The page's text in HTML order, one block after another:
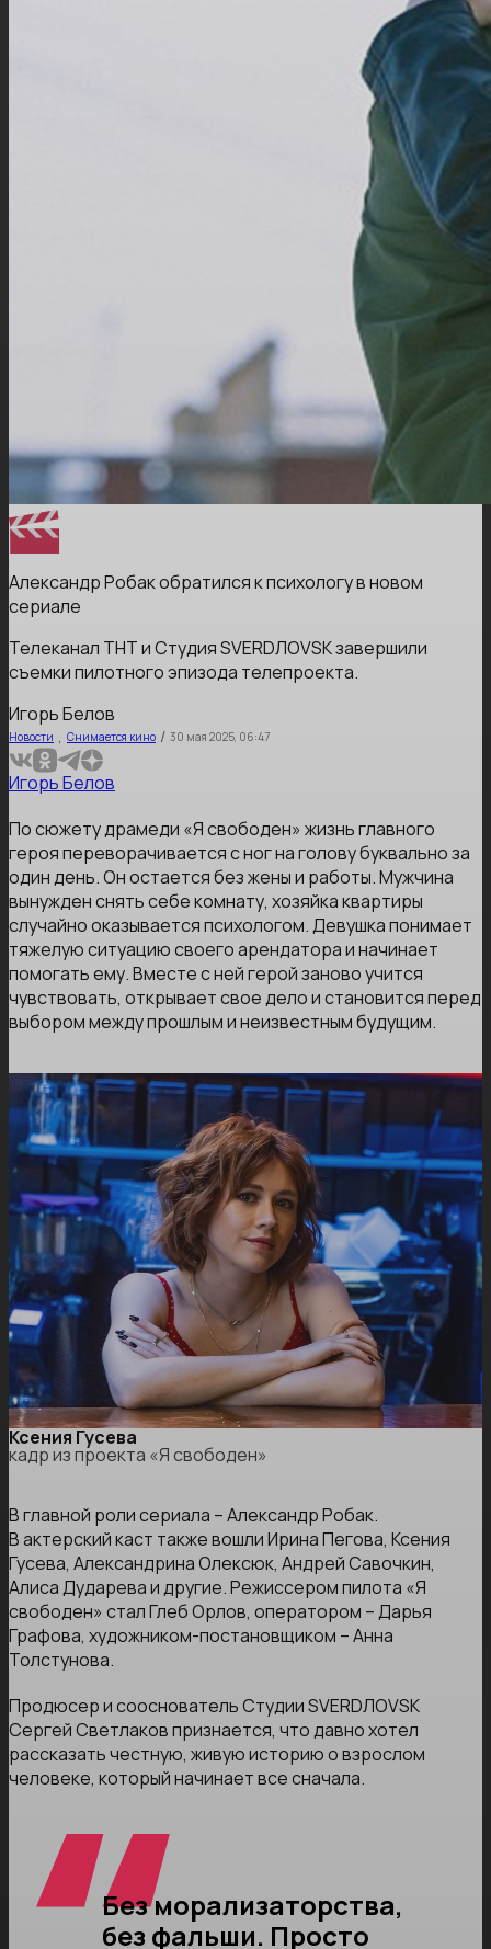
Александр Робак обратился к психологу в новом
сериале
Телеканал ТНТ и Студия SVERDЛOVSK завершили
съемки пилотного эпизода телепроекта.
Игорь Белов
Новости , Снимается кино / 30 мая 2025, 06:47
Игорь Белов
По сюжету драмеди «Я свободен» жизнь главного
героя переворачивается с ног на голову буквально за
один день. Он остается без жены и работы. Мужчина
вынужден снять себе комнату, хозяйка квартиры
случайно оказывается психологом. Девушка понимает
тяжелую ситуацию своего арендатора и начинает
помогать ему. Вместе с ней герой заново учится
чувствовать, открывает свое дело и становится перед
выбором между прошлым и неизвестным будущим.
Ксения Гусева
кадр из проекта «Я свободен»
В главной роли сериала – Александр Робак.
В актерский каст также вошли Ирина Пегова, Ксения
Гусева, Александрина Олексюк, Андрей Савочкин,
Алиса Дударева и другие. Режиссером пилота «Я
свободен» стал Глеб Орлов, оператором – Дарья
Графова, художником-постановщиком – Анна
Толстунова.
Продюсер и сооснователь Студии SVERDЛOVSK
Сергей Светлаков признается, что давно хотел
рассказать честную, живую историю о взрослом
человеке, который начинает все сначала.
Без морализаторства,
без фальши. Просто